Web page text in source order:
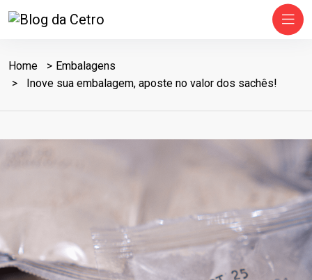
Home
Embalagens
Inove sua embalagem, aposte no valor dos sachês!